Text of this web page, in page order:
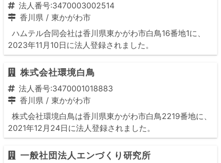
法人番号:3470003002514
香川県 / 東かがわ市
ハムテル合同会社は香川県東かがわ市白鳥16番地1に、
2023年11月10日に法人登録されました。
株式会社環境白鳥
法人番号:3470001018883
香川県 / 東かがわ市
株式会社環境白鳥は香川県東かがわ市白鳥2219番地に、
2021年12月24日に法人登録されました。
一般社団法人エンづくり研究所